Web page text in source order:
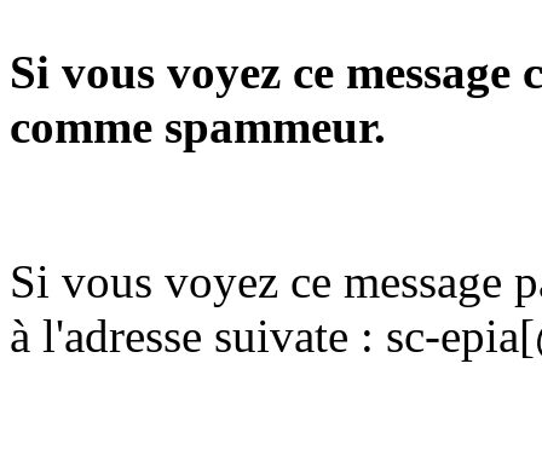
Si vous voyez ce message
comme spammeur.
Si vous voyez ce message
à l'adresse suivate : sc-